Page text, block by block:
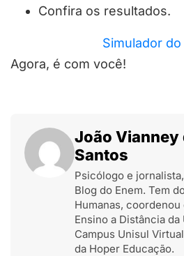
Confira os resultados.
Simulador do
Agora, é com você!
João Vianney
Santos
Psicólogo e
Blog do Enem. Tem
Humanas,
Ensino a Distância
Campus Unisul
da Hoper Educação.